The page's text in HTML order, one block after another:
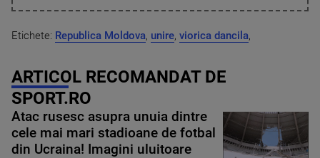
Etichete: Republica Moldova, unire, viorica dancila,
ARTICOL RECOMANDAT DE
SPORT.RO
Atac rusesc asupra unuia dintre
cele mai mari stadioane de fotbal
din Ucraina! Imagini uluitoare